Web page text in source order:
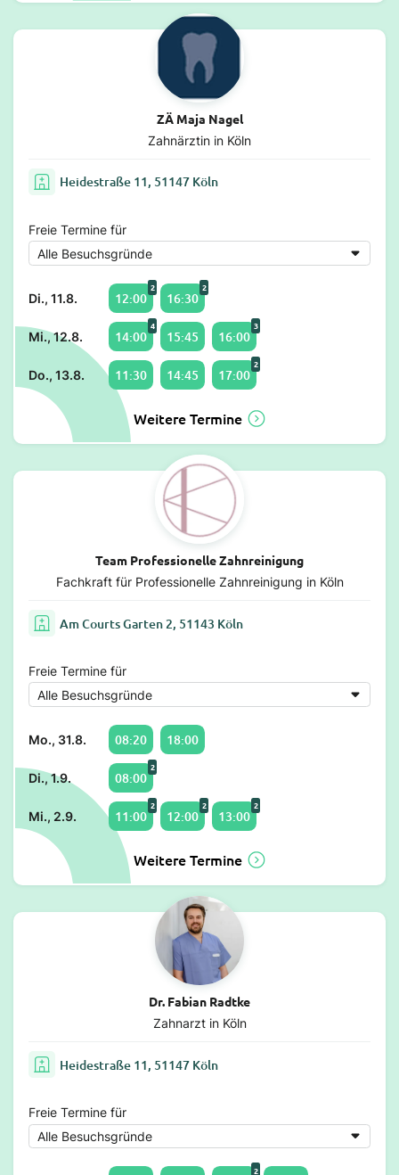
ZÄ Maja Nagel
Zahnärztin in Köln
Heidestraße 11, 51147 Köln
Freie Termine für
Di., 11.8. 12:00
2
16:30
2
Mi., 12.8. 14:00
4
15:45 16:00
3
Do., 13.8. 11:30 14:45 17:00
2
Weitere Termine
Team Professionelle Zahnreinigung
Fachkraft für Professionelle Zahnreinigung in Köln
Am Courts Garten 2, 51143 Köln
Freie Termine für
Mo., 31.8. 08:20 18:00
Di., 1.9. 08:00
2
Mi., 2.9. 11:00
2
12:00
2
13:00
2
Weitere Termine
Dr. Fabian Radtke
Zahnarzt in Köln
Heidestraße 11, 51147 Köln
Freie Termine für
2